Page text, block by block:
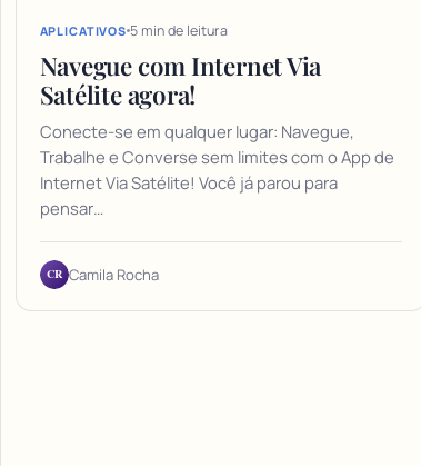
APLICATIVOS 5 min de leitura
Navegue com Internet Via
Satélite agora!
Conecte-se em qualquer lugar: Navegue,
Trabalhe e Converse sem limites com o App de
Internet Via Satélite! Você já parou para
pensar…
CR Camila Rocha